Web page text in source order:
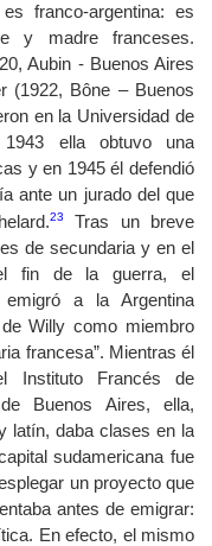
franco-argentina: es
y madre franceses.
Aubin - Buenos Aires
(1922, Bône – Buenos
en la Universidad de
ella obtuvo una
y en 1945 él defendió
ante un jurado del que
23
Tras un breve
de secundaria y en el
fin de la guerra, el
emigró a la Argentina
Willy como miembro
francesa”. Mientras él
Instituto Francés de
Buenos Aires, ella,
latín, daba clases en la
sudamericana fue
un proyecto que
antes de emigrar:
En efecto, el mismo